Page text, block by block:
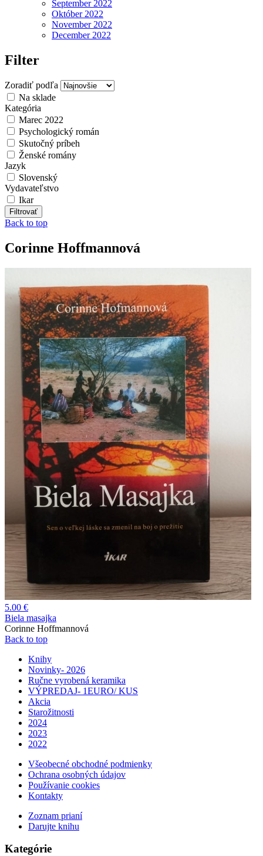
September 2022
Október 2022
November 2022
December 2022
Filter
Zoradiť podľa
Na sklade
Kategória
Marec 2022
Psychologický román
Skutočný príbeh
Ženské romány
Jazyk
Slovenský
Vydavateľstvo
Ikar
Back to top
Corinne Hoffmannová
5.00 €
Biela masajka
Corinne Hoffmannová
Back to top
Knihy
Novinky- 2026
Ručne vyrobená keramika
VÝPREDAJ- 1EURO/ KUS
Akcia
Starožitnosti
2024
2023
2022
Všeobecné obchodné podmienky
Ochrana osobných údajov
Používanie cookies
Kontakty
Zoznam prianí
Darujte knihu
Kategórie